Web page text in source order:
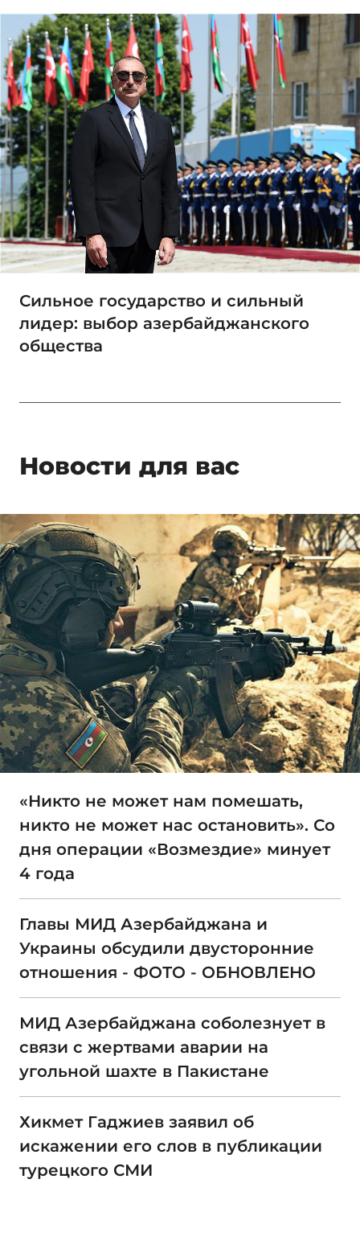
Сильное государство и сильный
лидер: выбор азербайджанского
общества
Новости для вас
«Никто не может нам помешать,
никто не может нас остановить». Со
дня операции «Возмездие» минует
4 года
Главы МИД Азербайджана и
Украины обсудили двусторонние
отношения - ФОТО - ОБНОВЛЕНО
МИД Азербайджана соболезнует в
связи с жертвами аварии на
угольной шахте в Пакистане
Хикмет Гаджиев заявил об
искажении его слов в публикации
турецкого СМИ